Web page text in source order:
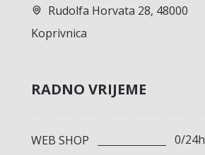
Rudolfa Horvata 28, 48000
Koprivnica
RADNO VRIJEME
WEB SHOP 0/24h